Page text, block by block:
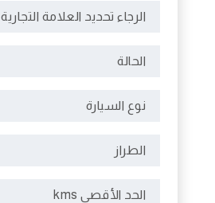
الرجاء تحديد العلامة التجارية
الحالة
نوع السيارة
الطراز
الحد الأقصى kms